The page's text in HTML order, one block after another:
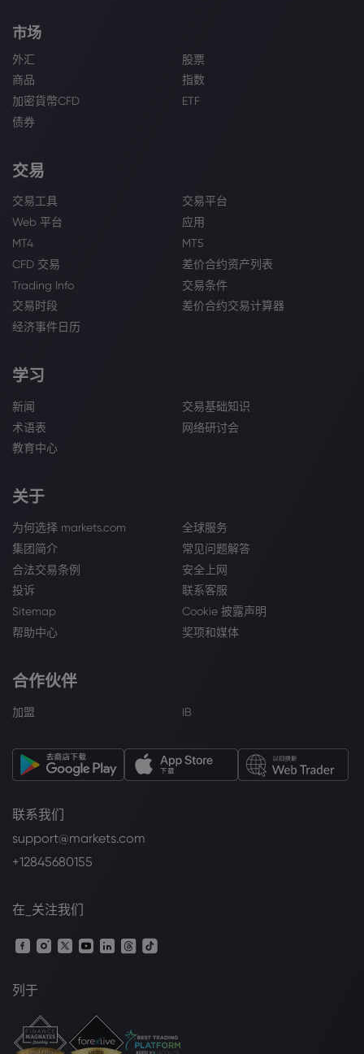
市场
外汇
股票
商品
指数
加密貨幣CFD
ETF
债券
交易
交易工具
交易平台
Web 平台
应用
MT4
MT5
CFD 交易
差价合约资产列表
Trading Info
交易条件
交易时段
差价合约交易计算器
经济事件日历
学习
新闻
交易基础知识
术语表
网络研讨会
教育中心
关于
为何选择 markets.com
全球服务
集团简介
常见问题解答
合法交易条例
安全上网
投诉
联系客服
Sitemap
Cookie 披露声明
帮助中心
奖项和媒体
合作伙伴
加盟 IB
联系我们
support@markets.com
+12845680155
在_关注我们
列于